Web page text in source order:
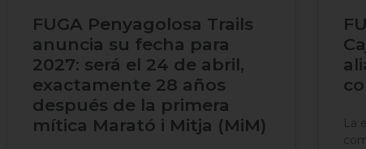
FUGA Penyagolosa Trails
anuncia su fecha para
2027: será el 24 de abril,
exactamente 28 años
después de la primera
mítica Marató i Mitja (MiM)
La